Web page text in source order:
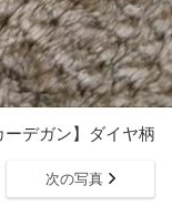
ーデガン】ダイヤ柄
次の写真